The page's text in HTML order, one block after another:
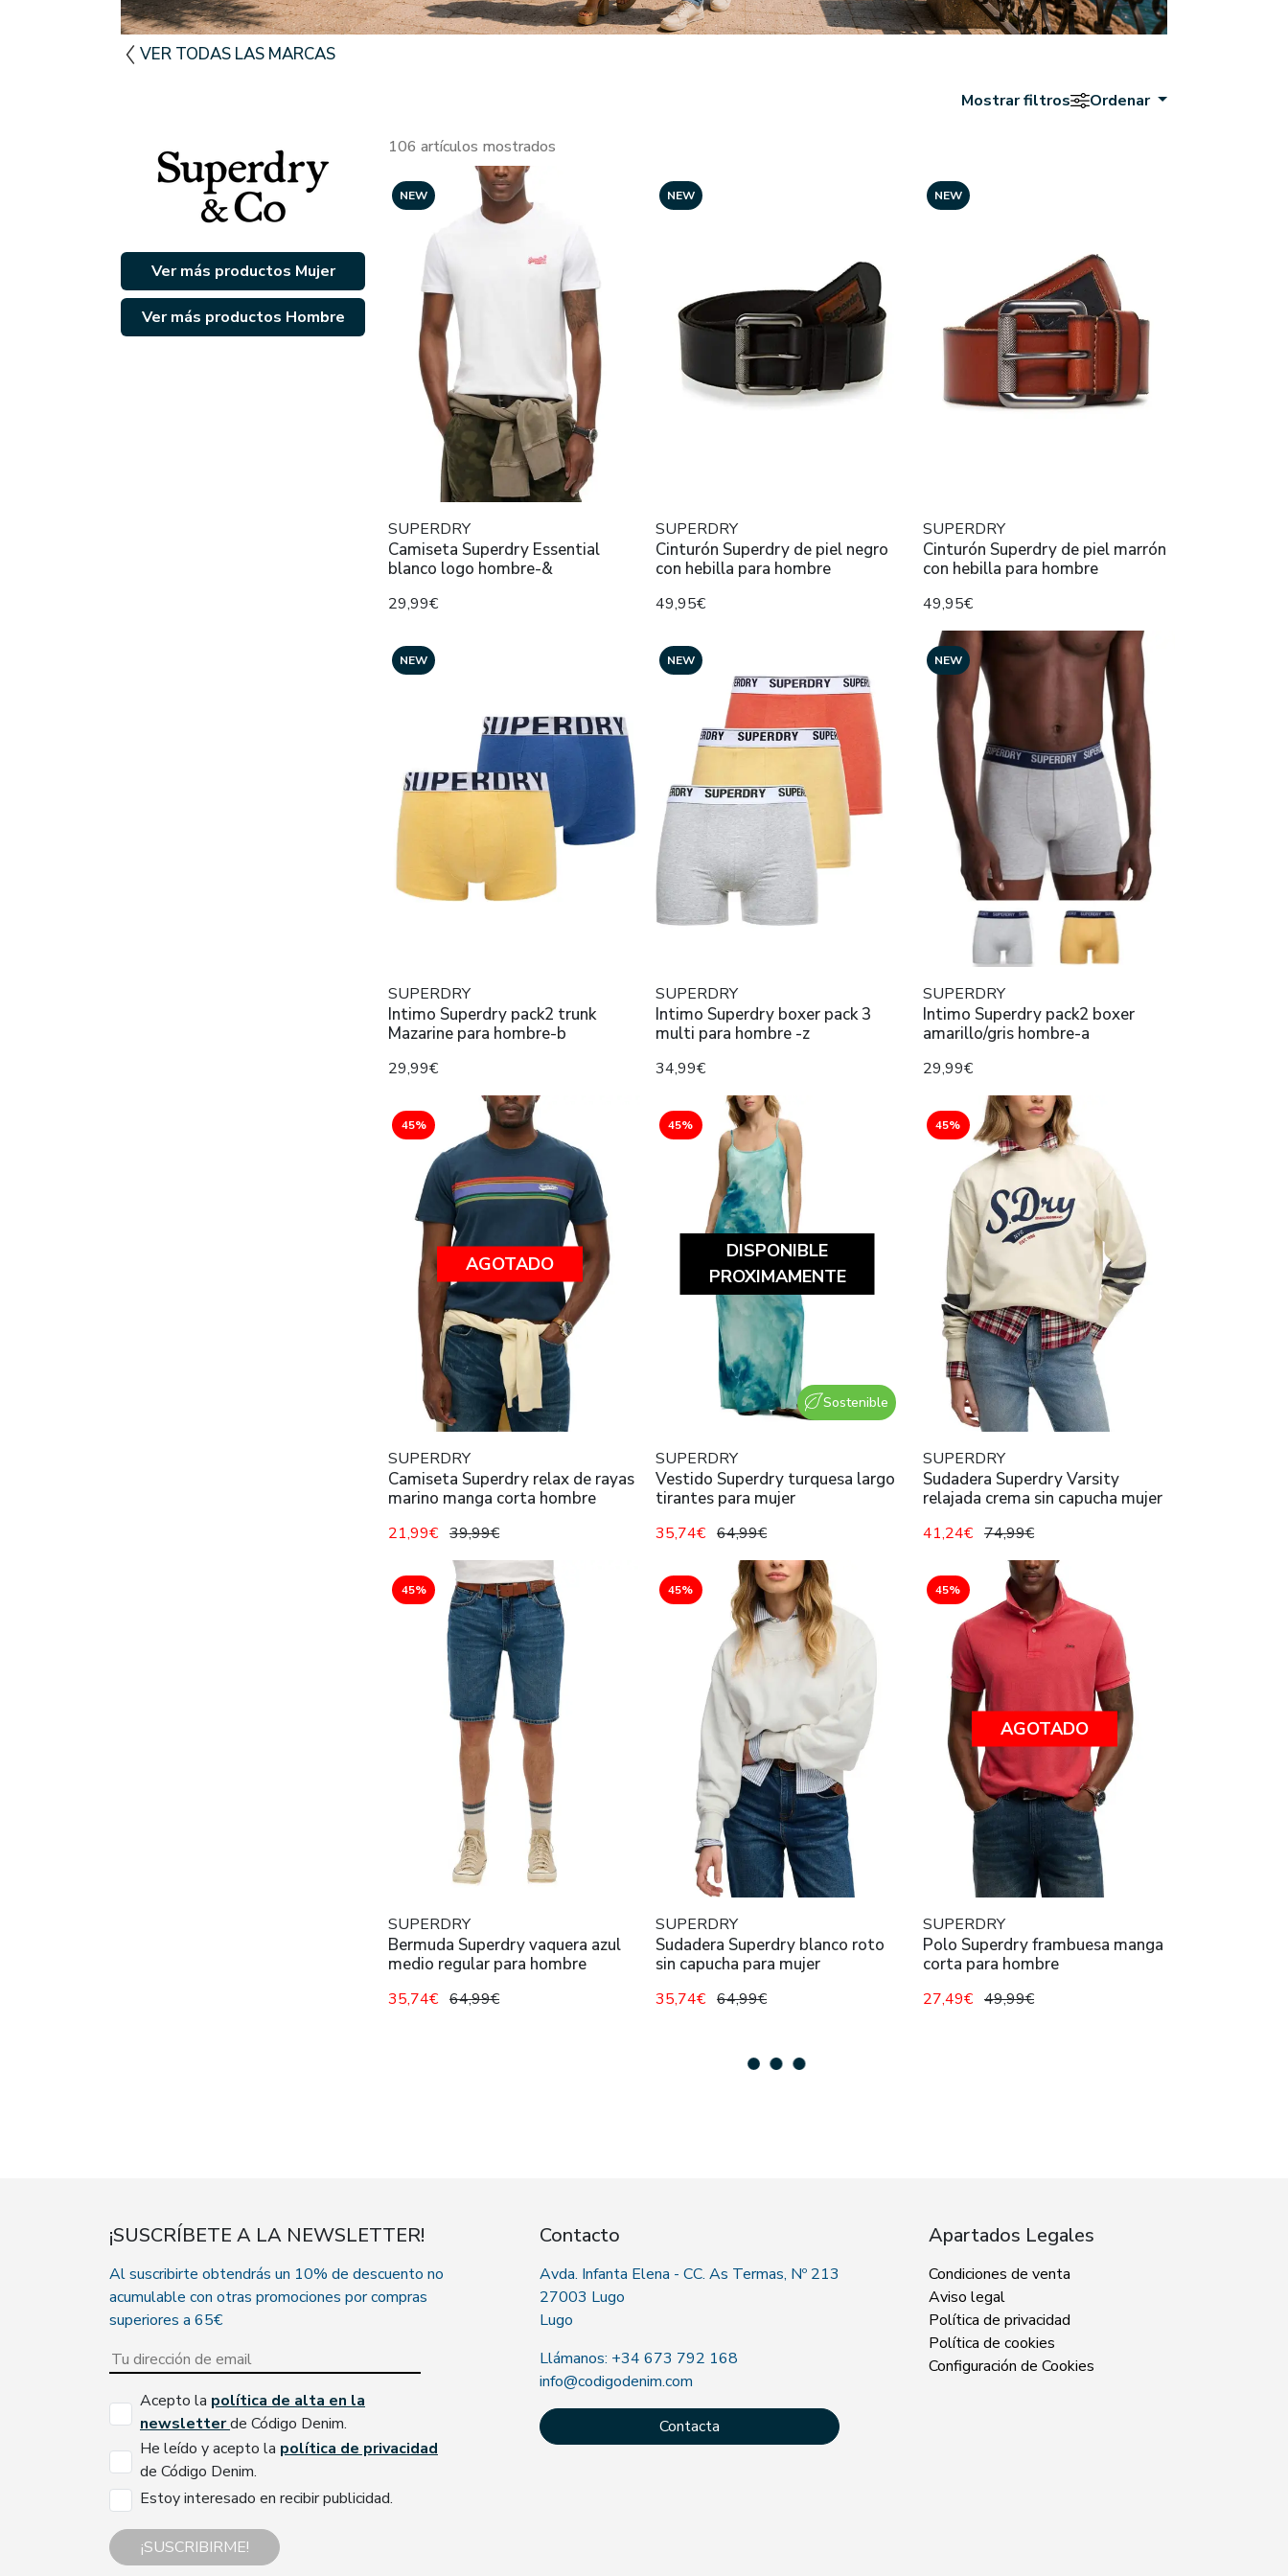
VER TODAS LAS MARCAS
Mostrar filtros Ordenar
Ver más productos Mujer
Ver más productos Hombre
106 artículos mostrados
NEW
SUPERDRY
Camiseta Superdry Essential
blanco logo hombre-&
29,99€
NEW
SUPERDRY
Cinturón Superdry de piel negro
con hebilla para hombre
49,95€
NEW
SUPERDRY
Cinturón Superdry de piel marrón
con hebilla para hombre
49,95€
NEW
SUPERDRY
Intimo Superdry pack2 trunk
Mazarine para hombre-b
29,99€
NEW
SUPERDRY
Intimo Superdry boxer pack 3
multi para hombre -z
34,99€
NEW
SUPERDRY
Intimo Superdry pack2 boxer
amarillo/gris hombre-a
29,99€
45%
AGOTADO
SUPERDRY
Camiseta Superdry relax de rayas
marino manga corta hombre
21,99€ 39,99€
Sostenible
45%
DISPONIBLE
PROXIMAMENTE
SUPERDRY
Vestido Superdry turquesa largo
tirantes para mujer
35,74€ 64,99€
45%
SUPERDRY
Sudadera Superdry Varsity
relajada crema sin capucha mujer
41,24€ 74,99€
45%
SUPERDRY
Bermuda Superdry vaquera azul
medio regular para hombre
35,74€ 64,99€
45%
SUPERDRY
Sudadera Superdry blanco roto
sin capucha para mujer
35,74€ 64,99€
45%
AGOTADO
SUPERDRY
Polo Superdry frambuesa manga
corta para hombre
27,49€ 49,99€
¡SUSCRÍBETE A LA NEWSLETTER!
Al suscribirte obtendrás un 10% de descuento no
acumulable con otras promociones por compras
superiores a 65€
Acepto la política de alta en la
newsletterde Código Denim.
He leído y acepto la política de privacidad
de Código Denim.
Estoy interesado en recibir publicidad.
¡SUSCRIBIRME!
Contacto
Avda. Infanta Elena - CC. As Termas, Nº 213
27003 Lugo
Lugo
Llámanos: +34 673 792 168
info@codigodenim.com
Contacta
Apartados Legales
Condiciones de venta
Aviso legal
Política de privacidad
Política de cookies
Configuración de Cookies